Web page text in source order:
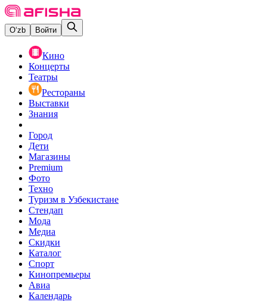
O‘zb Войти
Кино
Концерты
Театры
Рестораны
Выставки
Знания
Город
Дети
Магазины
Premium
Фото
Техно
Туризм в Узбекистане
Стендап
Мода
Медиа
Скидки
Каталог
Спорт
Кинопремьеры
Авиа
Календарь